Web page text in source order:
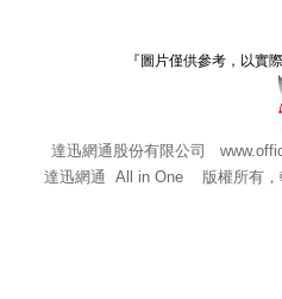
『圖片僅供參考，以實
達迅網通股份有限公司
達迅網通 All in One 版權所有